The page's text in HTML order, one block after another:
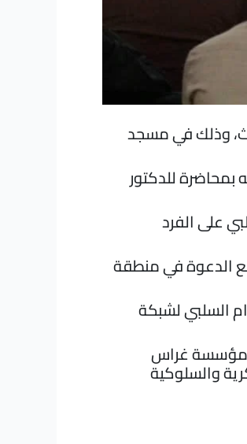
وذلك في مسجد
بمحاضرة للدكتور
على الفرد
الدعوة في منطقة
السلبي لشبكة
مؤسسة غراس
والسلوكية